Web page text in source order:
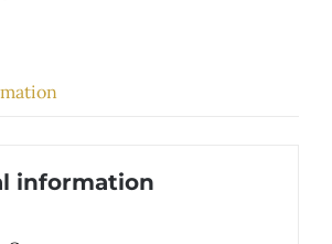
information